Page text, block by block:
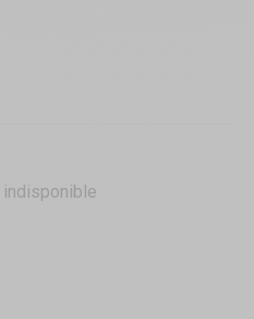
indisponible